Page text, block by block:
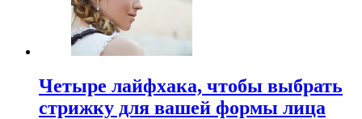
Четыре лайфхака, чтобы выбрать
стрижку для вашей формы лица